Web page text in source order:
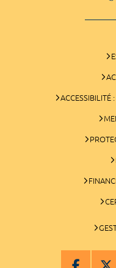
ACCESSIBILITÉ